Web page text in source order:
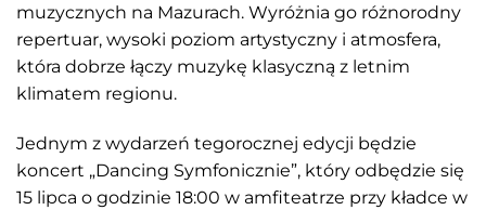
muzycznych na Mazurach. Wyróżnia go różnorodny
repertuar, wysoki poziom artystyczny i atmosfera,
która dobrze łączy muzykę klasyczną z letnim
klimatem regionu.
Jednym z wydarzeń tegorocznej edycji będzie
koncert „Dancing Symfonicznie”, który odbędzie się
15 lipca o godzinie 18:00 w amfiteatrze przy kładce w